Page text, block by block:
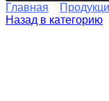
Главная
Назад в категорию